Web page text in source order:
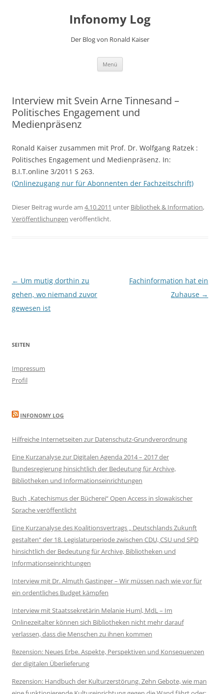
Infonomy Log
Der Blog von Ronald Kaiser
Menü
Interview mit Svein Arne Tinnesand –
Politisches Engagement und
Medienpräsenz
Ronald Kaiser zusammen mit Prof. Dr. Wolfgang Ratzek :
Politisches Engagement und Medienpräsenz. In:
B.I.T.online 3/2011 S 263.
(Onlinezugang nur für Abonnenten der Fachzeitschrift)
Dieser Beitrag wurde am 4.10.2011 unter Bibliothek & Information,
Veröffentlichungen veröffentlicht.
Beitragsnavigation
← Um mutig dorthin zu
gehen, wo niemand zuvor
gewesen ist
Fachinformation hat ein
Zuhause →
SEITEN
Impressum
Profil
INFONOMY LOG
Hilfreiche Internetseiten zur Datenschutz-Grundverordnung
Eine Kurzanalyse zur Digitalen Agenda 2014 – 2017 der
Bundesregierung hinsichtlich der Bedeutung für Archive,
Bibliotheken und Informationseinrichtungen
Buch „Katechismus der Bücherei“ Open Access in slowakischer
Sprache veröffentlicht
Eine Kurzanalyse des Koalitionsvertrags „ Deutschlands Zukunft
gestalten“ der 18. Legislaturperiode zwischen CDU, CSU und SPD
hinsichtlich der Bedeutung für Archive, Bibliotheken und
Informationseinrichtungen
Interview mit Dr. Almuth Gastinger – Wir müssen nach wie vor für
ein ordentliches Budget kämpfen
Interview mit Staatssekretärin Melanie Huml, MdL – Im
Onlinezeitalter können sich Bibliotheken nicht mehr darauf
verlassen, dass die Menschen zu ihnen kommen
Rezension: Neues Erbe. Aspekte, Perspektiven und Konsequenzen
der digitalen Überlieferung
Rezension: Handbuch der Kulturzerstörung. Zehn Gebote, wie man